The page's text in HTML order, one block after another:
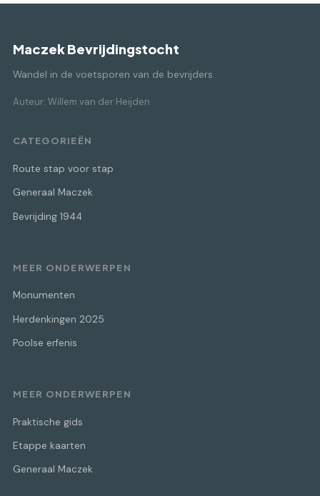
Maczek Bevrijdingstocht
Wandel in de voetsporen van de bevrijders.
Auteur: Willem van der Heijden
CATEGORIEËN
Route stap voor stap
Generaal Maczek
Bevrijding 1944
MEER ONDERWERPEN
Monumenten
Herdenkingen 2025
Poolse erfenis
MEER ONDERWERPEN
Praktische gids
Etappe kaarten
Generaal Maczek